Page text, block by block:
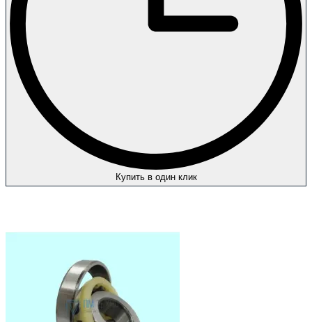
Купить в один клик